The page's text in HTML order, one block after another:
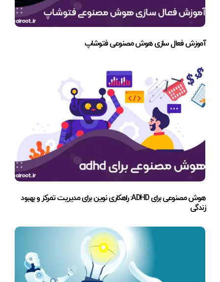
آموزش فعال سازی هوش مصنوعی فتوشاپ
هوش مصنوعی برای ADHD: راهکاری نوین برای مدیریت تمرکز و بهبود
زندگی